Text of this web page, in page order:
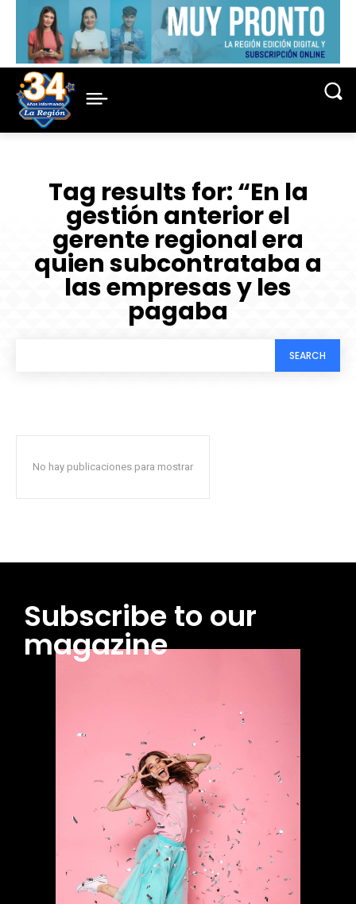
Tag results for:“En la
gestión anterior el
gerente regional era
quien subcontrataba a
las empresas y les
pagaba
SEARCH
No hay publicaciones para mostrar
Subscribe to our
magazine